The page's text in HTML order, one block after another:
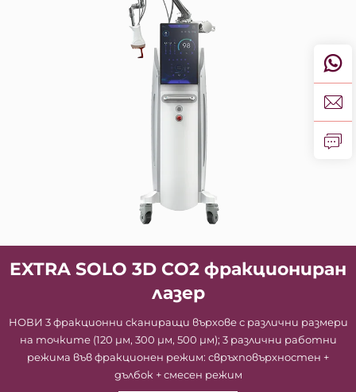
EXTRA SOLO 3D CO2 фракциониран
лазер
НОВИ 3 фракционни сканиращи върхове с различни размери
на точките (120 μм, 300 μм, 500 μм); 3 различни работни
режима във фракционен режим: свръхповърхностен +
дълбок + смесен режим